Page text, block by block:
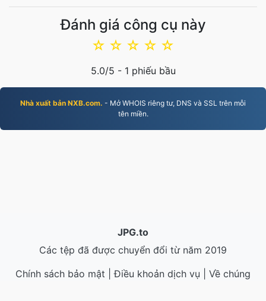
Đánh giá công cụ này
☆
☆
☆
☆
☆
5.0/5 - 1 phiếu bầu
Nhà xuất bản NXB.com. - Mở WHOIS riêng tư, DNS và SSL trên mỗi
tên miền.
JPG.to
Các tệp đã được chuyển đổi từ năm 2019
Chính sách bảo mật |Điều khoản dịch vụ
Về chúng